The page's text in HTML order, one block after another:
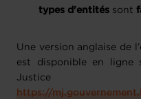
types d'entités sont
Une version anglaise de
est disponible en ligne
Justice
https://